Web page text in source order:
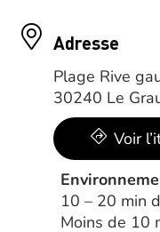
Adresse
Plage Rive
30240 Le
Voir
10 – 20 min
Moins de 10